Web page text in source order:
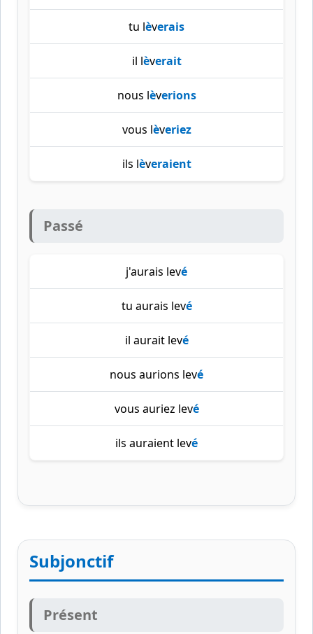
tu lèverais
il lèverait
nous lèverions
vous lèveriez
ils lèveraient
Passé
j'aurais levé
tu aurais levé
il aurait levé
nous aurions levé
vous auriez levé
ils auraient levé
Subjonctif
Présent